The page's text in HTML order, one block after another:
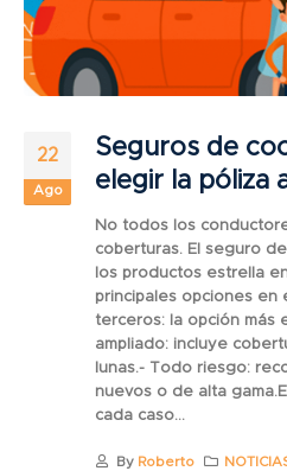
22
Ago
Seguros de
elegir la póliza
No todos los
coberturas. El seguro
los productos estrella
principales opciones en
terceros: la opción más
ampliado: incluye
lunas.- Todo riesgo:
nuevos o de alta
cada caso...
By Roberto